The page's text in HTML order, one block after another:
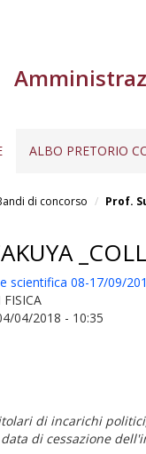
ALBO PRETORIO
di concorso Prof.
scientifica 08-17/09/
04/2018 - 10:35
di incarichi
di cessazione